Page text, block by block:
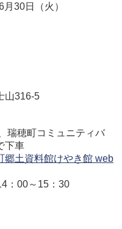
30日（火）
山316-5
瑞穂町コミュニティバ
下車
郷土資料館けやき館 web
：00～15：30